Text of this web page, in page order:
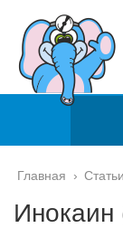
Главная › Статьи
Инокаин